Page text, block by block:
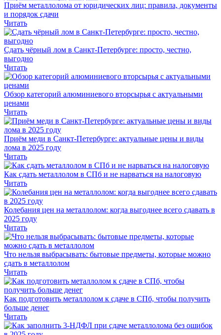
Приём металлолома от юридических лиц: правила, документы
и порядок сдачи
Читать
Сдать чёрный лом в Санкт-Петербурге: просто, честно,
выгодно
Читать
Обзор категорий алюминиевого вторсырья с актуальными
ценами
Читать
Приём меди в Санкт-Петербурге: актуальные цены и виды
лома в 2025 году
Читать
Как сдать металлолом в СПб и не нарваться на налоговую
Читать
Колебания цен на металлолом: когда выгоднее всего сдавать в
2025 году
Читать
Что нельзя выбрасывать: бытовые предметы, которые можно
сдать в металлолом
Читать
Как подготовить металлолом к сдаче в СПб, чтобы получить
больше денег
Читать